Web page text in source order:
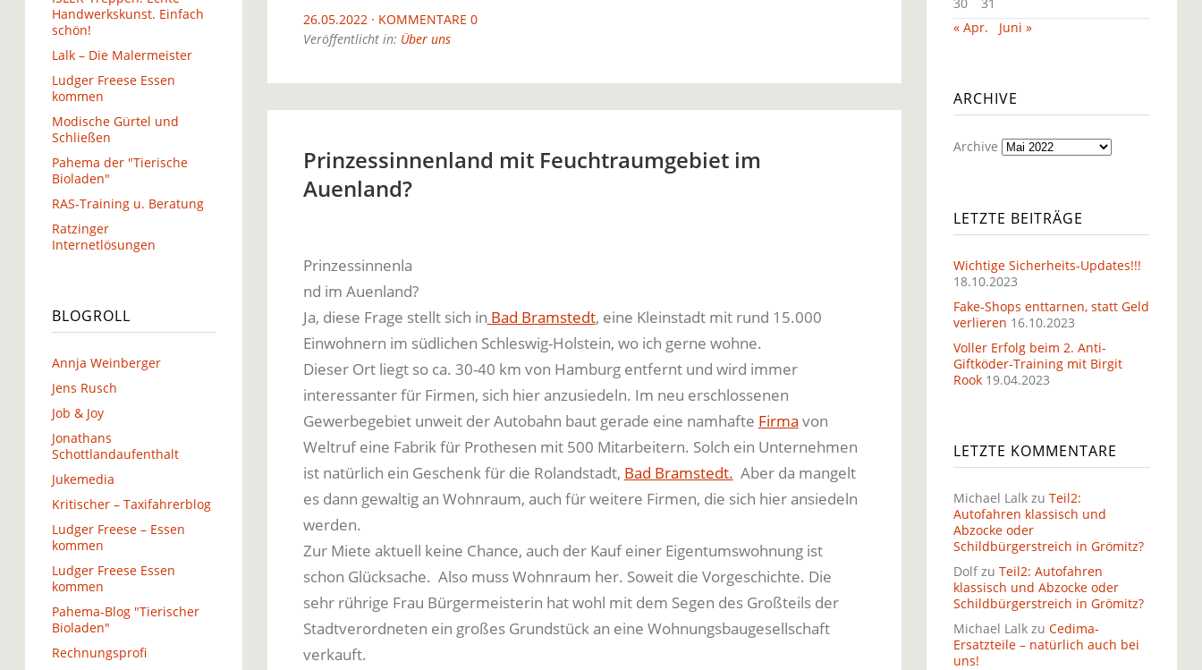
Handwerkskunst. Einfach
schön!
Lalk – Die Malermeister
Ludger Freese Essen
kommen
Modische Gürtel und
Schließen
Pahema der "Tierische
Bioladen"
RAS-Training u. Beratung
Ratzinger
Internetlösungen
BLOGROLL
Annja Weinberger
Jens Rusch
Job & Joy
Jonathans
Schottlandaufenthalt
Jukemedia
Kritischer – Taxifahrerblog
Ludger Freese – Essen
kommen
Ludger Freese Essen
kommen
Pahema-Blog "Tierischer
Bioladen"
Rechnungsprofi
26.05.2022
KOMMENTARE 0
Veröffentlicht in: Über uns
Prinzessinnenland mit Feuchtraumgebiet im
Auenland?
Prinzessinnenla
nd im Auenland?
Ja, diese Frage stellt sich in Bad Bramstedt, eine Kleinstadt mit rund 15.000
Einwohnern im südlichen Schleswig-Holstein, wo ich gerne wohne.
Dieser Ort liegt so ca. 30-40 km von Hamburg entfernt und wird immer
interessanter für Firmen, sich hier anzusiedeln. Im neu erschlossenen
Gewerbegebiet unweit der Autobahn baut gerade eine namhafte Firma von
Weltruf eine Fabrik für Prothesen mit 500 Mitarbeitern. Solch ein Unternehmen
ist natürlich ein Geschenk für die Rolandstadt, Bad Bramstedt. Aber da mangelt
es dann gewaltig an Wohnraum, auch für weitere Firmen, die sich hier ansiedeln
werden.
Zur Miete aktuell keine Chance, auch der Kauf einer Eigentumswohnung ist
schon Glücksache. Also muss Wohnraum her. Soweit die Vorgeschichte. Die
sehr rührige Frau Bürgermeisterin hat wohl mit dem Segen des Großteils der
Stadtverordneten ein großes Grundstück an eine Wohnungsbaugesellschaft
verkauft.
« Apr.
Juni »
ARCHIVE
Archive
LETZTE BEITRÄGE
Wichtige Sicherheits-Updates!!!
18.10.2023
Fake-Shops enttarnen, statt Geld
verlieren 16.10.2023
Voller Erfolg beim 2. Anti-
Giftköder-Training mit Birgit
Rook 19.04.2023
LETZTE KOMMENTARE
Michael Lalkzu Teil2:
Autofahren klassisch und
Abzocke oder
Schildbürgerstreich in Grömitz?
Dolfzu Teil2: Autofahren
klassisch und Abzocke oder
Schildbürgerstreich in Grömitz?
Michael Lalkzu Cedima-
Ersatzteile – natürlich auch bei
uns!